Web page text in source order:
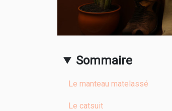
Sommaire
Le manteau matelassé
Le catsuit